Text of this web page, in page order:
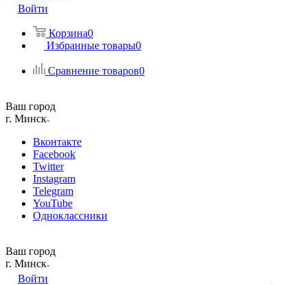
Войти
Корзина0
Избранные товары0
Сравнение товаров0
Ваш город
г. Минск
Вконтакте
Facebook
Twitter
Instagram
Telegram
YouTube
Одноклассники
Ваш город
г. Минск
Войти